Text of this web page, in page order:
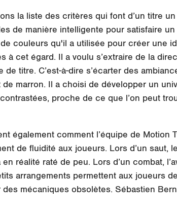
la liste des critères qui font d’un titre
de manière intelligente pour satisfaire
couleurs qu'il a utilisée pour créer une
à cet égard. Il a voulu s’extraire de la
titre. C’est-à-dire s’écarter des
marron. Il a choisi de développer un
proche de ce que l’on peut
également comment l’équipe de Motion
de fluidité aux joueurs. Lors d’un saut,
réalité raté de peu. Lors d’un combat,
arrangements permettent aux joueurs
mécaniques obsolètes. Sébastien